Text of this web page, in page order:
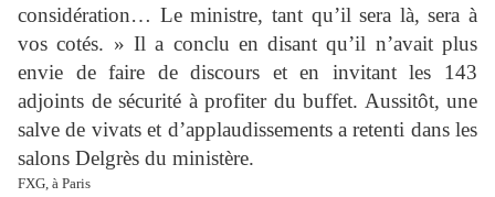
considération… Le ministre, tant qu’il sera là, sera à
vos cotés. » Il a conclu en disant qu’il n’avait plus
envie de faire de discours et en invitant les 143
adjoints de sécurité à profiter du buffet. Aussitôt, une
salve de vivats et d’applaudissements a retenti dans les
salons Delgrès du ministère.
FXG, à Paris